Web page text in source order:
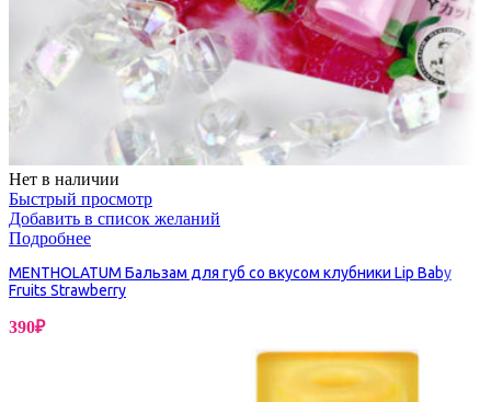
Нет в наличии
Быстрый просмотр
Добавить в список желаний
Подробнее
MENTHOLATUM Бальзам для губ со вкусом клубники Lip Baby
Fruits Strawberry
390₽